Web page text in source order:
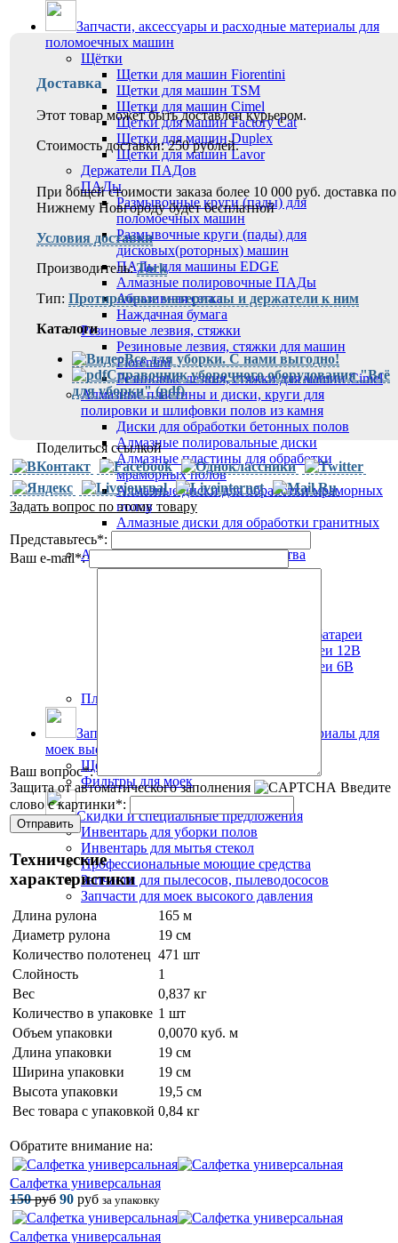
Запчасти, аксессуары и расходные материалы для
поломоечных машин
Щётки
Щетки для машин Fiorentini
Щетки для машин TSM
Щетки для машин Cimel
Щетки для машин Factory Cat
Щетки для машин Duplex
Щетки для машин Lavor
Держатели ПАДов
ПАДы
Размывочные круги (пады) для
поломоечных машин
Размывочные круги (пады) для
дисковых(роторных) машин
ПАДы для машины EDGE
Алмазные полировочные ПАДы
Абразивная сетка
Наждачная бумага
Резиновые лезвия, стяжки
Резиновые лезвия, стяжки для машин
Fiorentini
Резиновые лезвия, стяжки для машин Cimel
Алмазные пластины и диски, круги для
полировки и шлифовки полов из камня
Диски для обработки бетонных полов
Алмазные полировальные диски
Алмазные пластины для обработки
мраморных полов
Алмазные диски для обработки мраморных
полов
Алмазные диски для обработки гранитных
Аккумуляторы, зарядные устройства
Тяговые 12 В батареи с жидким
Литий-ионные аккумуляторные батареи
Необслуживаемые тяговые батареи 12В
Необслуживаемые тяговые батареи 6В
Пластиковые баки
Запчасти, аксессуары и расходные материалы для
моек высокого давления
Щётки для моек
Фильтры для моек
Скидки и специальные предложения
Инвентарь для уборки полов
Инвентарь для мытья стекол
Профессиональные моющие средства
Запчасти для пылесосов, пылеводососов
Запчасти для моек высокого давления
Доставка
Этот товар может быть доставлен курьером.
Стоимость доставки: 250 рублей.
При общей стоимости заказа более 10 000 руб. доставка по
Нижнему Новгороду будет бесплатной
Условия доставки
Производитель:Tork
Тип: Протирочные материалы и держатели к ним
Каталоги
Все для уборки. С нами выгодно!
Справочник уборочного оборудования "Всё
для уборки" (pdf)
Поделиться ссылкой
Задать вопрос по этому товару
Представьтесь*:
Ваш e-mail*:
Ваш вопрос*:
Защита от автоматического заполнения
Введите
слово с картинки*:
Технические
характеристики
Длина рулона
165 м
Диаметр рулона
19 см
Количество полотенец 471 шт
Слойность
1
Вес
0,837 кг
Количество в упаковке 1 шт
Объем упаковки
0,0070 куб. м
Длина упаковки
19 см
Ширина упаковки
19 см
Высота упаковки
19,5 см
Вес товара с упаковкой 0,84 кг
Обратите внимание на:
Салфетка универсальная
150руб 90 руб за упаковку
Салфетка универсальная